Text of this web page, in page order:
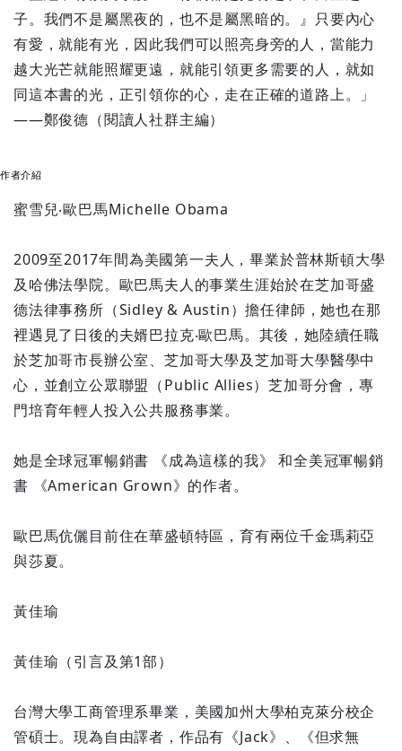
子。我們不是屬黑夜的，也不是屬黑暗的。』只要內心
有愛，就能有光，因此我們可以照亮身旁的人，當能力
越大光芒就能照耀更遠，就能引領更多需要的人，就如
同這本書的光，正引領你的心，走在正確的道路上。」
——鄭俊德（閱讀人社群主編）
作者介紹
蜜雪兒‧歐巴馬Michelle Obama
2009至2017年間為美國第一夫人，畢業於普林斯頓大學
及哈佛法學院。歐巴馬夫人的事業生涯始於在芝加哥盛
德法律事務所（Sidley & Austin）擔任律師，她也在那
裡遇見了日後的夫婿巴拉克‧歐巴馬。其後，她陸續任職
於芝加哥市長辦公室、芝加哥大學及芝加哥大學醫學中
心，並創立公眾聯盟（Public Allies）芝加哥分會，專
門培育年輕人投入公共服務事業。
她是全球冠軍暢銷書 《成為這樣的我》 和全美冠軍暢銷
書 《American Grown》的作者。
歐巴馬伉儷目前住在華盛頓特區，育有兩位千金瑪莉亞
與莎夏。
黃佳瑜
黃佳瑜（引言及第1部）
台灣大學工商管理系畢業，美國加州大學柏克萊分校企
管碩士。現為自由譯者，作品有《Jack》、《但求無